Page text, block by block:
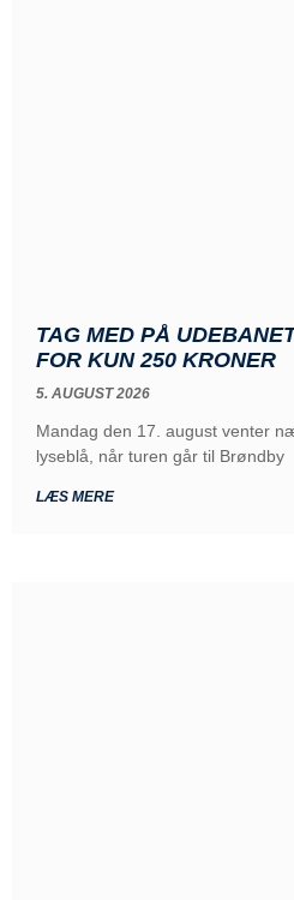
TAG MED PÅ
FOR KUN 250 KRONER
5. AUGUST 2026
Mandag den 17. august venter
lyseblå, når turen går til Brøndby
LÆS MERE